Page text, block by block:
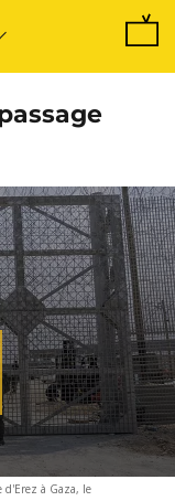
d'Erez à Gaza, le